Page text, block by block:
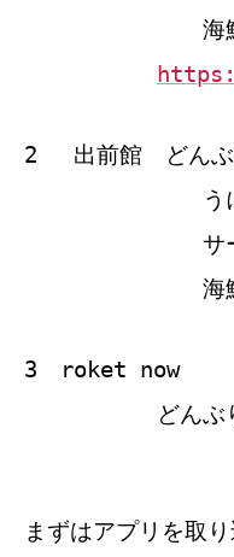
海鮮
2 出前館 どんぶ
うに
サー
海鮮
3 roket now
どんぶ
まずはアプリを取